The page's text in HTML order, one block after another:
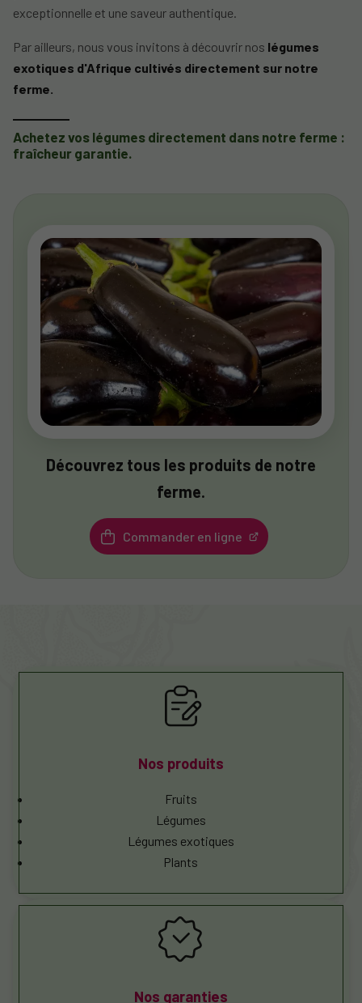
exceptionnelle et une saveur authentique.
Par ailleurs, nous vous invitons à découvrir nos légumes
exotiques d'Afrique cultivés directement sur notre
ferme.
Achetez vos légumes directement dans notre ferme :
fraîcheur garantie.
Découvrez tous les produits de notre
ferme.
Commander en ligne
Nos produits
Fruits
Légumes
Légumes exotiques
Plants
Nos garanties